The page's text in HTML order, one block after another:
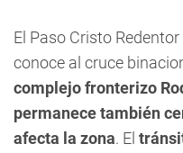
El Paso Cristo
conoce al cruce
complejo fronterizo
permanece también
afecta la zona. El